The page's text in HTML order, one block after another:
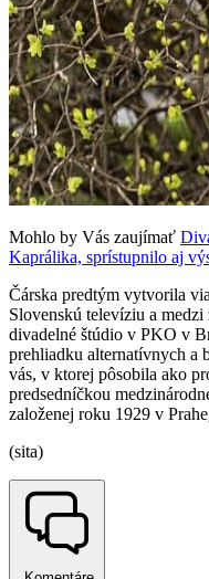
Mohlo by Vás zaujímať
Kaprálika, sprístupnilo aj
Čárska predtým vytvorila
Slovenskú televíziu a
divadelné štúdio v PKO v
prehliadku alternatívnych a
vás, v ktorej pôsobila ako
predsedníčkou
založenej roku 1929 v
(sita)